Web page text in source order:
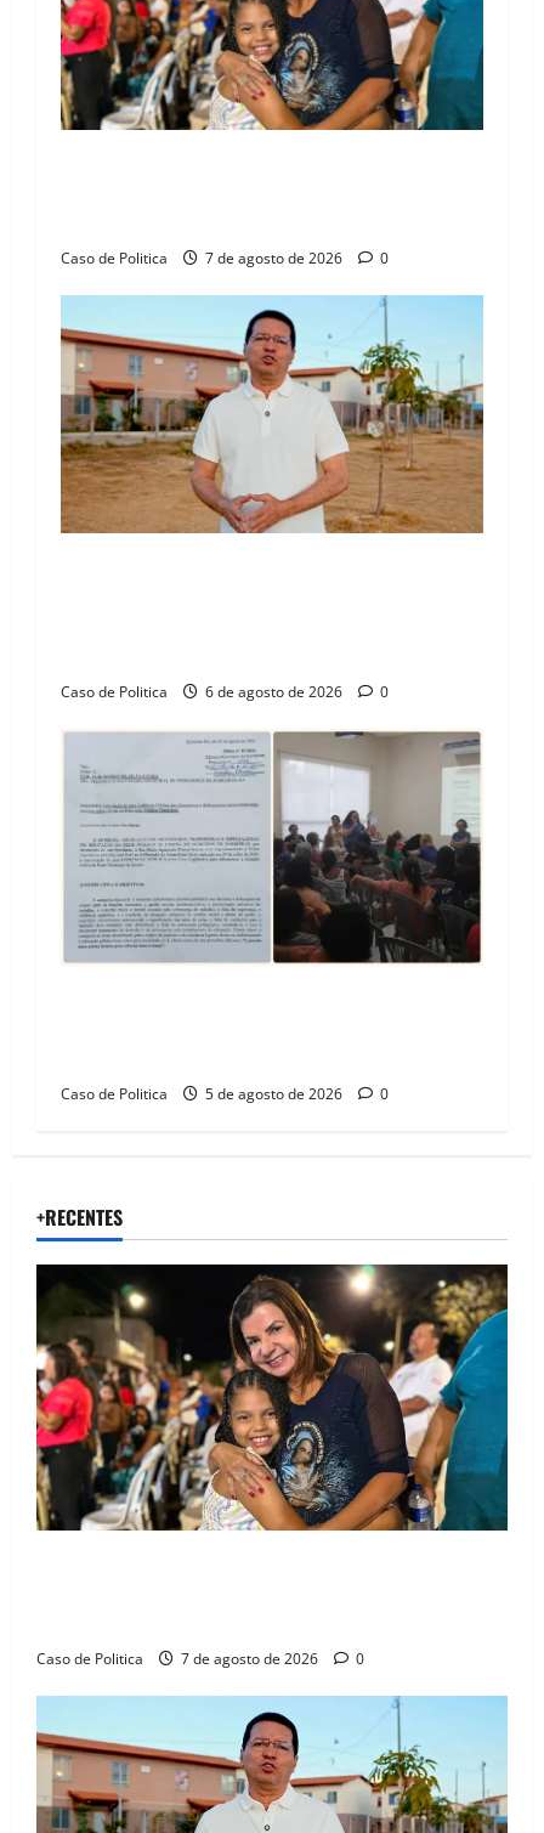
a
t
i
n
Caso de Politica 7 de agosto de 2026 0
Caso de Politica 6 de agosto de 2026 0
Caso de Politica 5 de agosto de 2026 0
+RECENTES
Caso de Politica 7 de agosto de 2026 0